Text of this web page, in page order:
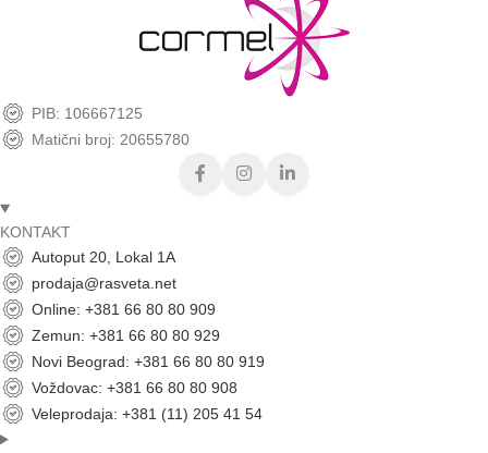
PIB: 106667125
Matični broj: 20655780
KONTAKT
Autoput 20, Lokal 1A
prodaja@rasveta.net
Online: +381 66 80 80 909
Zemun: +381 66 80 80 929
Novi Beograd: +381 66 80 80 919
Voždovac: +381 66 80 80 908
Veleprodaja: +381 (11) 205 41 54